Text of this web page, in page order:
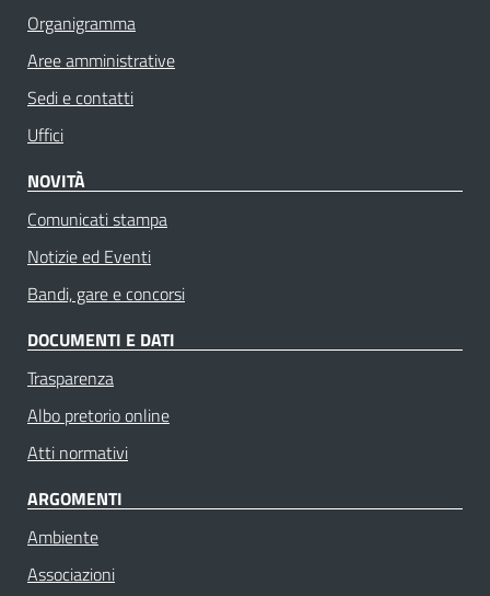
Organigramma
Aree amministrative
Sedi e contatti
Uffici
NOVITÀ
Comunicati stampa
Notizie ed Eventi
Bandi, gare e concorsi
DOCUMENTI E DATI
Trasparenza
Albo pretorio online
Atti normativi
ARGOMENTI
Ambiente
Associazioni